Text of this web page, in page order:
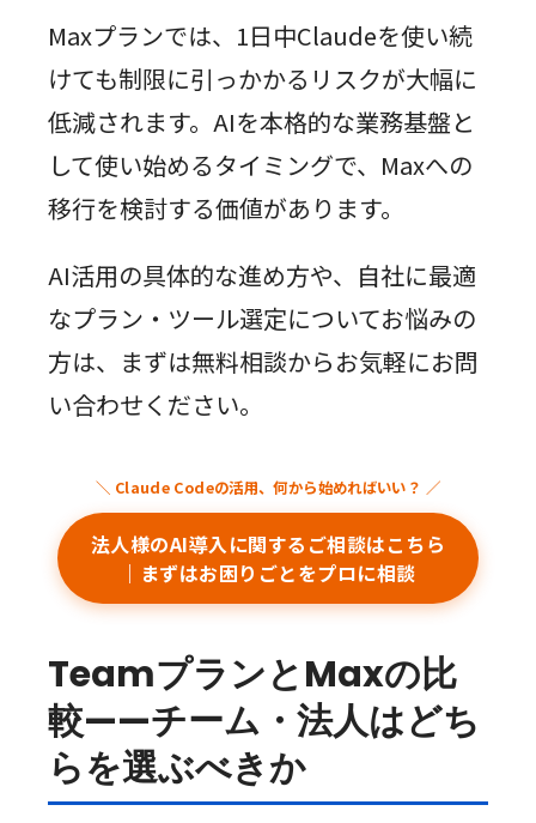
Maxプランでは、1日中Claudeを使い続
けても制限に引っかかるリスクが大幅に
低減されます。AIを本格的な業務基盤と
して使い始めるタイミングで、Maxへの
移行を検討する価値があります。
AI活用の具体的な進め方や、自社に最適
なプラン・ツール選定についてお悩みの
方は、まずは無料相談からお気軽にお問
い合わせください。
法人様のAI導入に関するご相談はこちら
｜まずはお困りごとをプロに相談
TeamプランとMaxの比
較——チーム・法人はどち
らを選ぶべきか